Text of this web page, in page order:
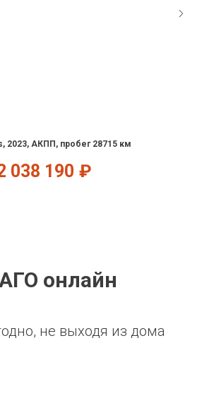
2023, АКПП, пробег 28715 км
038 190 ₽
онлайн
не выходя из дома